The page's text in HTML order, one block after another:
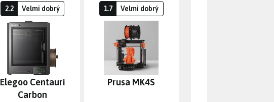
2.2 Velmi dobrý
Elegoo Centauri
Carbon
1.7 Velmi dobrý
Prusa MK4S